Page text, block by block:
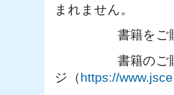
まれません。
書籍をご購入の
書籍のご購入は
ジ（https://